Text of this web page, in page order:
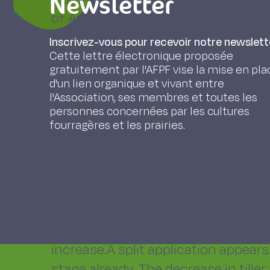
of August 1964 at Lusignan (in
effect of Nitrogen on the life of
production of seeds according to
vegetative stage, an application
in the number of living tillers,
or there is a high competition for
application takes place. This
number of tillers decreases later
mortality.During the generative
increase.A split application
Inscrivez-vous pour recevoir notre
Cette lettre électronique proposée
gratuitement par l'AFPF vise la mise en
d'un lien organique et vivant entre
l'Association, ses membres et toutes les
personnes concernées par les cultures
fourragères et les prairies.